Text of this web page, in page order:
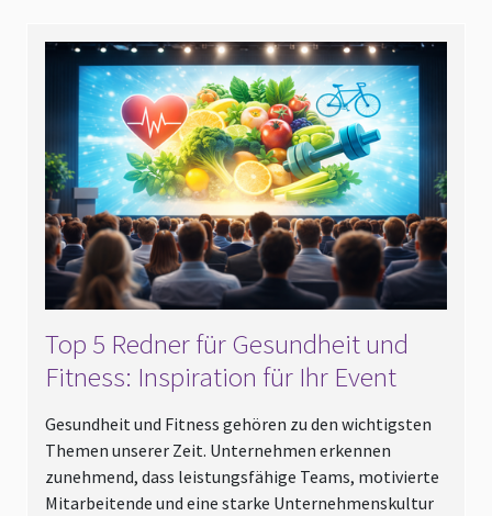
Top 5 Redner für Gesundheit und
Fitness: Inspiration für Ihr Event
Gesundheit und Fitness gehören zu den wichtigsten
Themen unserer Zeit. Unternehmen erkennen
zunehmend, dass leistungsfähige Teams, motivierte
Mitarbeitende und eine starke Unternehmenskultur